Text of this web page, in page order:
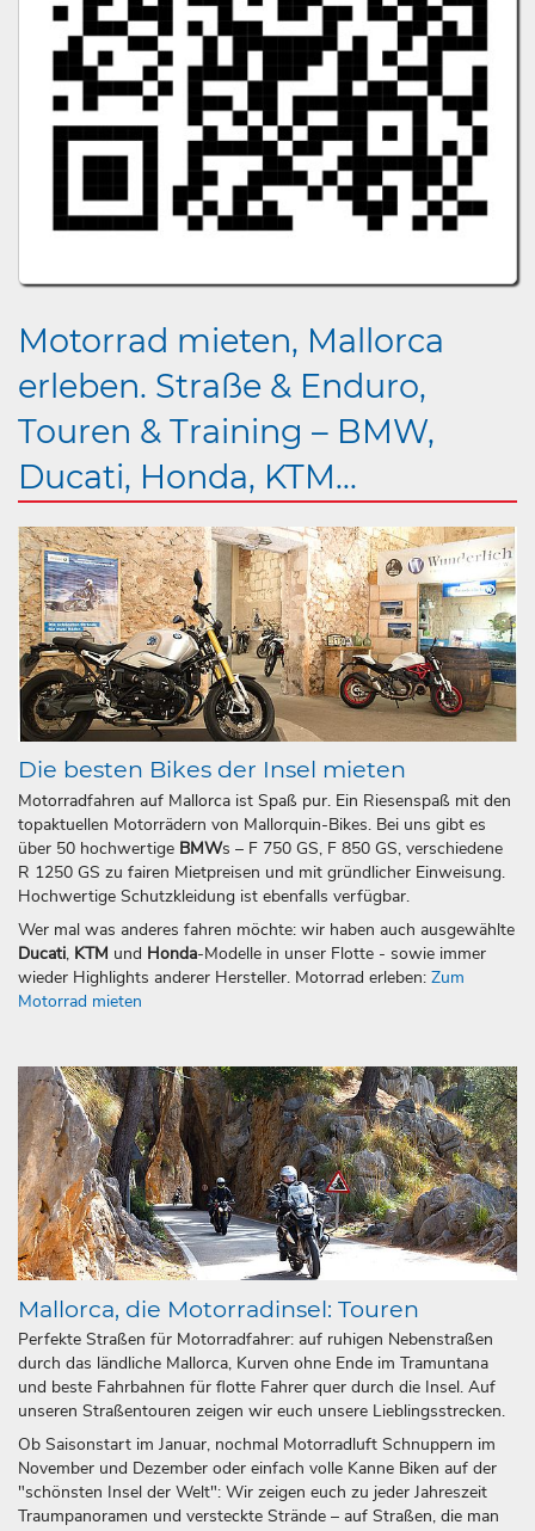
Motorrad mieten, Mallorca
erleben. Straße & Enduro,
Touren & Training – BMW,
Ducati, Honda, KTM...
Die besten Bikes der Insel mieten
Motorradfahren auf Mallorca ist Spaß pur. Ein Riesenspaß mit den
topaktuellen Motorrädern von Mallorquin-Bikes. Bei uns gibt es
über 50 hochwertige BMWs – F 750 GS, F 850 GS, verschiedene
R 1250 GS zu fairen Mietpreisen und mit gründlicher Einweisung.
Hochwertige Schutzkleidung ist ebenfalls verfügbar.
Wer mal was anderes fahren möchte: wir haben auch ausgewählte
Ducati, KTM und Honda-Modelle in unser Flotte - sowie immer
wieder Highlights anderer Hersteller. Motorrad erleben: Zum
Motorrad mieten
Mallorca, die Motorradinsel: Touren
Perfekte Straßen für Motorradfahrer: auf ruhigen Nebenstraßen
durch das ländliche Mallorca, Kurven ohne Ende im Tramuntana
und beste Fahrbahnen für flotte Fahrer quer durch die Insel. Auf
unseren Straßentouren zeigen wir euch unsere Lieblingsstrecken.
Ob Saisonstart im Januar, nochmal Motorradluft Schnuppern im
November und Dezember oder einfach volle Kanne Biken auf der
"schönsten Insel der Welt": Wir zeigen euch zu jeder Jahreszeit
Traumpanoramen und versteckte Strände – auf Straßen, die man